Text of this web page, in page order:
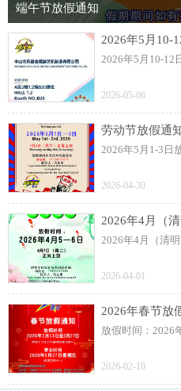
端午节放假通知
2026年5月10-12
2026-05-06
劳动节放假通
2026年5月1-3日
2026-04-30
2026年4月（
2026年4月（清明
2026-04-01
2026年春节放
放假时间：2026
2026-02-10